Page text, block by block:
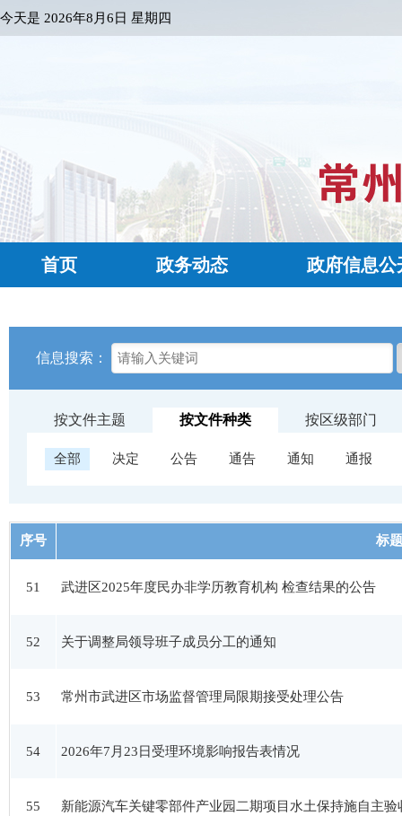
今天是 2026年8月6日 星期四
首页 政务动态 政府信息公
信息搜索：
按文件主题 按文件种类 按区级部门
全部 决定 公告 通告 通知 通报
序号 标题
51 武进区2025年度民办非学历教育机构 检查结果的公告
52 关于调整局领导班子成员分工的通知
53 常州市武进区市场监督管理局限期接受处理公告
54 2026年7月23日受理环境影响报告表情况
55 新能源汽车关键零部件产业园二期项目水土保持施自主